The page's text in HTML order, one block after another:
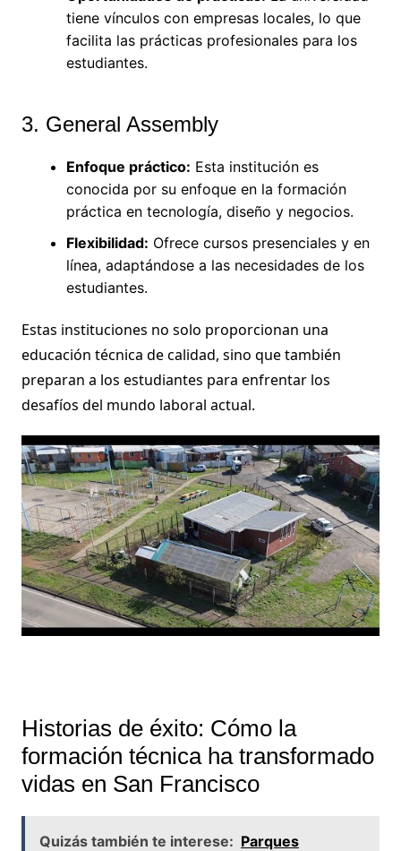
tiene vínculos con empresas locales, lo que
facilita las prácticas profesionales para los
estudiantes.
3. General Assembly
Enfoque práctico: Esta institución es
conocida por su enfoque en la formación
práctica en tecnología, diseño y negocios.
Flexibilidad: Ofrece cursos presenciales y en
línea, adaptándose a las necesidades de los
estudiantes.
Estas instituciones no solo proporcionan una
educación técnica de calidad, sino que también
preparan a los estudiantes para enfrentar los
desafíos del mundo laboral actual.
Historias de éxito: Cómo la
formación técnica ha transformado
vidas en San Francisco
Quizás también te interese: Parques